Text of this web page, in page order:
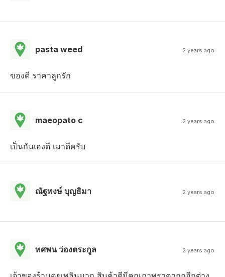
pasta weed 2 years ago
ของดี ราคาลูกรัก
maeopato c 2 years ago
เป็นกันเองดี เมาดีครับ
ณัฐพงษ์ บุญธิมา 2 years ago
ทศพน ว่องตระกูล 2 years ago